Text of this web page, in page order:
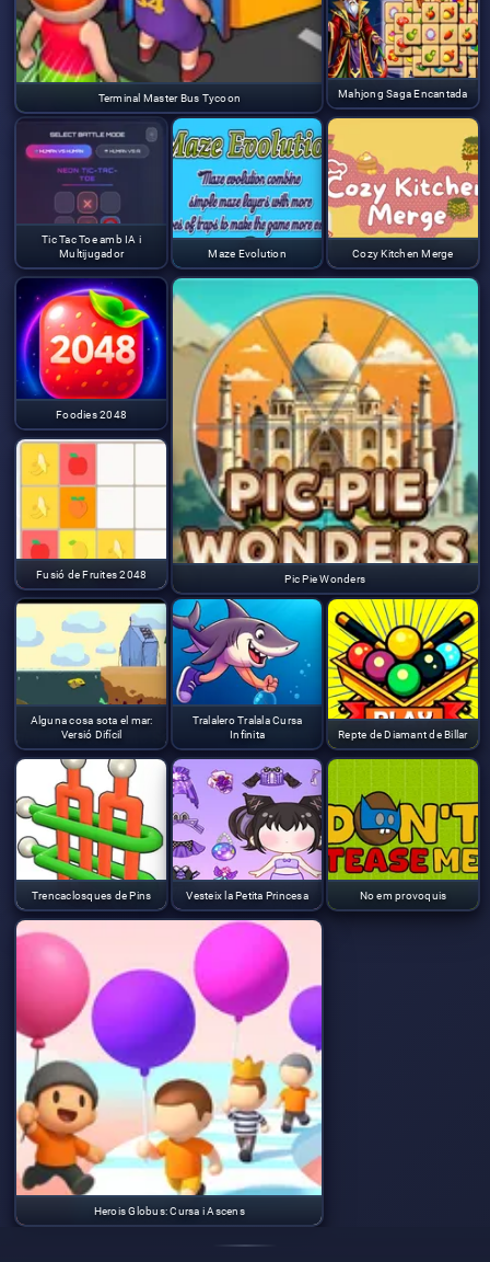
Terminal Master Bus Tycoon Mahjong Saga Encantada
Tic Tac Toe amb IA i
Multijugador
Maze Evolution Cozy Kitchen Merge
Foodies 2048
Pic Pie Wonders
Fusió de Fruites 2048
Alguna cosa sota el mar:
Versió Difícil
Tralalero Tralala Cursa
Infinita
Repte de Diamant de Billar
Trencaclosques de Pins Vesteix la Petita Princesa No em provoquis
Herois Globus: Cursa i Ascens